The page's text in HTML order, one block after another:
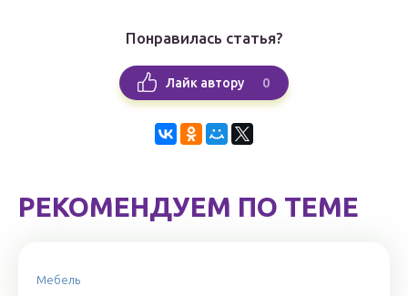
Понравилась статья?
Лайк автору 0
РЕКОМЕНДУЕМ ПО ТЕМЕ
Мебель